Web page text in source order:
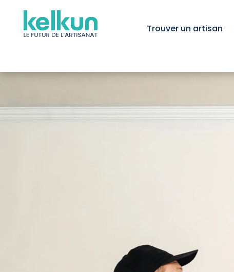
Trouver un artisan